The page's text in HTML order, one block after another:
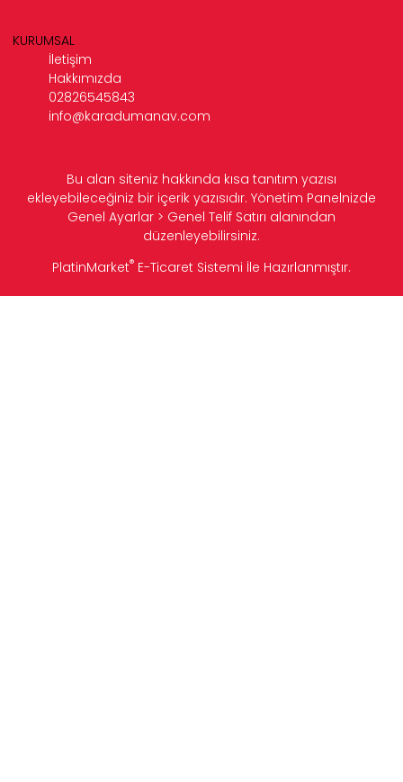
KURUMSAL
İletişim
Hakkımızda
02826545843
info@karadumanav.com
Bu alan siteniz hakkında kısa tanıtım yazısı
ekleyebileceğiniz bir içerik yazısıdır. Yönetim Panelnizde
Genel Ayarlar > Genel Telif Satırı alanından
düzenleyebilirsiniz.
PlatinMarket® E-Ticaret Sistemi İle Hazırlanmıştır.